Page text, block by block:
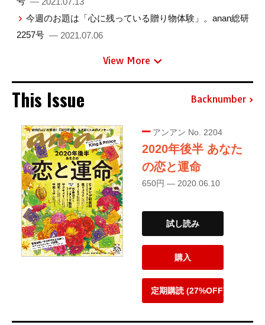
今週のお題は「心に残っている贈り物体験」。anan総研
2257号 — 2021.07.06
View More
This Issue Backnumber
アンアン No. 2204
2020年後半 あなた
の恋と運命
650円 — 2020.06.10
試し読み
購入
定期購読 (27%OFF)